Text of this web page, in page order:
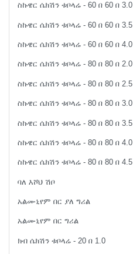
ስኩዌር ሴክሽን ቱቦላሬ - 60 በ 60 በ 3.0
ስኩዌር ሴክሽን ቱቦላሬ - 60 በ 60 በ 3.5
ስኩዌር ሴክሽን ቱቦላሬ - 60 በ 60 በ 4.0
ስኩዌር ሴክሽን ቱቦላሬ - 80 በ 80 በ 2.0
ስኩዌር ሴክሽን ቱቦላሬ - 80 በ 80 በ 2.5
ስኩዌር ሴክሽን ቱቦላሬ - 80 በ 80 በ 3.0
ስኩዌር ሴክሽን ቱቦላሬ - 80 በ 80 በ 3.5
ስኩዌር ሴክሽን ቱቦላሬ - 80 በ 80 በ 4.0
ስኩዌር ሴክሽን ቱቦላሬ - 80 በ 80 በ 4.5
ባለ እሾህ ሽቦ
አልሙኒየም በር ያለ ግሪል
አልሙኒየም በር ግሪል
ክብ ሴክሽን ቱቦላሬ - 20 በ 1.0